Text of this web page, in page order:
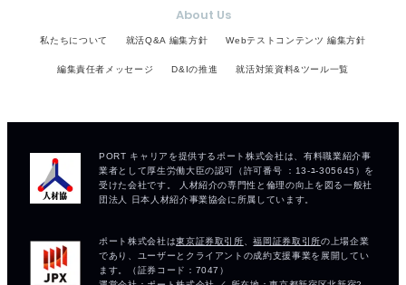
About Us
私たちについて 就活Q&A 編集方針 Webテストコンテンツ 編集方針
編集責任者メッセージ D&Iの推進 就活対策資料&ツール一覧